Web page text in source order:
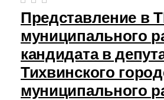
Представление в
муниципального
кандидата в
Тихвинского
муниципального